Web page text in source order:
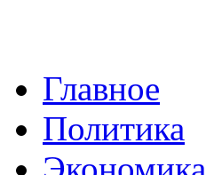
Главное
Политика